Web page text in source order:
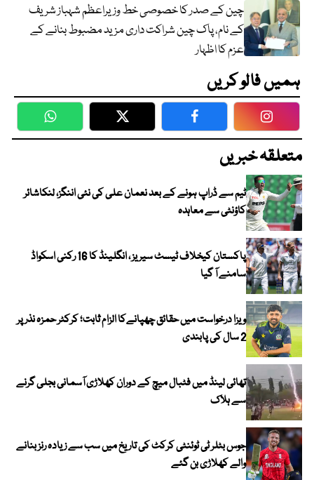
چین کے صدر کا خصوصی خط وزیراعظم شہباز شریف
کے نام، پاک چین شراکت داری مزید مضبوط بنانے کے
عزم کا اظہار
ہمیں فالو کریں
WhatsApp Twitter Facebook
متعلقہ خبریں
ٹیم سے ڈراپ ہونے کے بعد نعمان علی کی نئی اننگز، لنکاشائر
کاؤنٹی سے معاہدہ
پاکستان کیخلاف ٹیسٹ سیریز ، انگلینڈ کا 16 رکنی اسکواڈ
سامنے آ گیا
ویزا درخواست میں حقائق چھپانےکا الزام ثابت؛ کرکٹر حمزہ نذر پر
2 سال کی پابندی
تھائی لینڈ میں فٹبال میچ کے دوران کھلاڑی آسمانی بجلی گرنے
سے ہلاک
جوس بٹلر ٹی ٹوئنٹی کرکٹ کی تاریخ میں سب سے زیادہ رنز بنانے
والے کھلاڑی بن گئے